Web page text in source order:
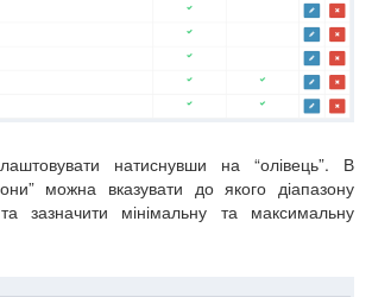
натиснувши на “олівець”. В
можна вказувати до якого діапазону
зазначити мінімальну та максимальну